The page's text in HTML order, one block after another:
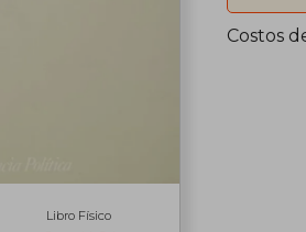
Libro Físico
Costos